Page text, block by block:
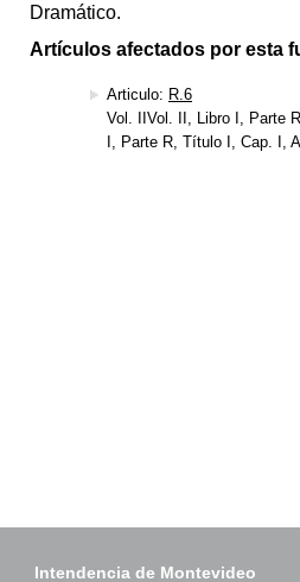
Dramático.
Artículos afectados por esta
Articulo: R.6
Vol. IIVol. II, Libro I, Parte
I, Parte R, Título I, Cap. I,
Intendencia de Montevideo